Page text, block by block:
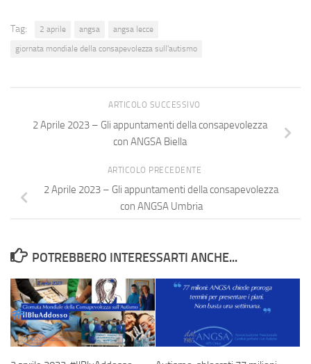
Tag: 2 aprile angsa
angsa lecce
giornata mondiale della consapevolezza sull'autismo
ARTICOLO SUCCESSIVO
2 Aprile 2023 – Gli appuntamenti della consapevolezza
con ANGSA Biella
ARTICOLO PRECEDENTE
2 Aprile 2023 – Gli appuntamenti della consapevolezza
con ANGSA Umbria
POTREBBERO INTERESSARTI ANCHE...